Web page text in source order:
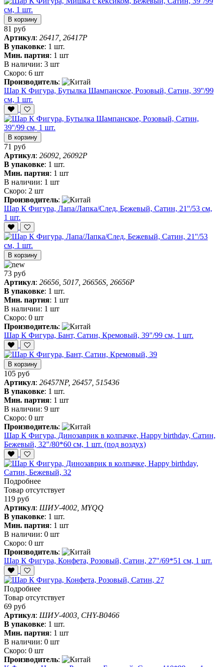
В корзину
81 руб
Артикул: 26417, 26417P
В упаковке: 1 шт.
Мин. партия: 1 шт
В наличии: 3 шт
Скоро: 6 шт
Производитель:
Шар К Фигура, Бутылка Шампанское, Розовый, Сатин, 39''/99
см, 1 шт.
В корзину
71 руб
Артикул: 26092, 26092P
В упаковке: 1 шт.
Мин. партия: 1 шт
В наличии: 1 шт
Скоро: 2 шт
Производитель:
Шар К Фигура, Лапа/Лапка/След, Бежевый, Сатин, 21''/53 см,
1 шт.
В корзину
73 руб
Артикул: 26656, 5017, 26656S, 26656P
В упаковке: 1 шт.
Мин. партия: 1 шт
В наличии: 1 шт
Скоро: 0 шт
Производитель:
Шар К Фигура, Бант, Сатин, Кремовый, 39"/99 см, 1 шт.
В корзину
105 руб
Артикул: 26457NP, 26457, 515436
В упаковке: 1 шт.
Мин. партия: 1 шт
В наличии: 9 шт
Скоро: 0 шт
Производитель:
Шар К Фигура, Динозаврик в колпачке, Happy birthday, Сатин,
Бежевый, 32"/80*60 см, 1 шт. (под воздух)
Подробнее
Товар отсутствует
119 руб
Артикул: ШИУ-4002, MYQQ
В упаковке: 1 шт.
Мин. партия: 1 шт
В наличии: 0 шт
Скоро: 0 шт
Производитель:
Шар К Фигура, Конфета, Розовый, Сатин, 27"/69*51 см, 1 шт.
Подробнее
Товар отсутствует
69 руб
Артикул: ШИУ-4003, CHY-B0466
В упаковке: 1 шт.
Мин. партия: 1 шт
В наличии: 0 шт
Скоро: 0 шт
Производитель: